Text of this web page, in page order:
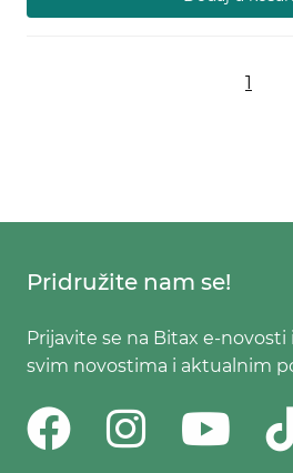
1
Pridružite nam se!
Prijavite se na Bitax e-
svim novostima i aktualnim